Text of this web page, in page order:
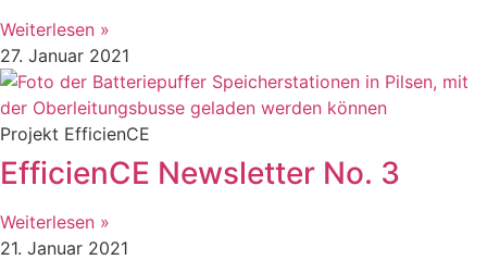
Weiterlesen »
27. Januar 2021
Projekt EfficienCE
EfficienCE Newsletter No. 3
Weiterlesen »
21. Januar 2021